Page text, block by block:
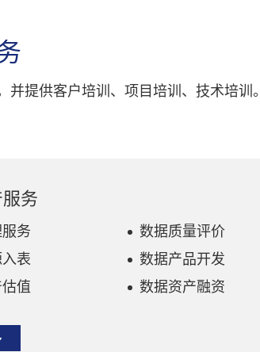
提供客户培训、项目培训、技术培训。
务
务
数据质量评价
表
数据产品开发
值
数据资产融资